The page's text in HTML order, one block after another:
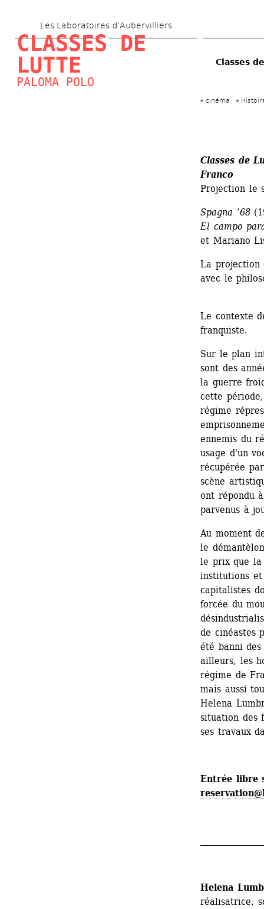
au
contenu
principal
Les Laboratoires d’Aubervilliers
CLASSES DE
LUTTE
PALOMA POLO
Classes
cinéma
Classes de
Franco
Projection le
Spagna ’68
El campo
et Mariano
La projection
avec le
Le contexte
franquiste.
Sur le plan
sont des
la guerre
cette
régime
ennemis du
usage d'un
récupérée
scène
ont répondu
parvenus à
Au moment
le
le prix que la
institutions et
capitalistes
forcée du
de cinéastes
été banni
ailleurs, les
régime de
mais aussi
Helena
situation des
ses travaux
Entrée libre
Helena
réalisatrice,